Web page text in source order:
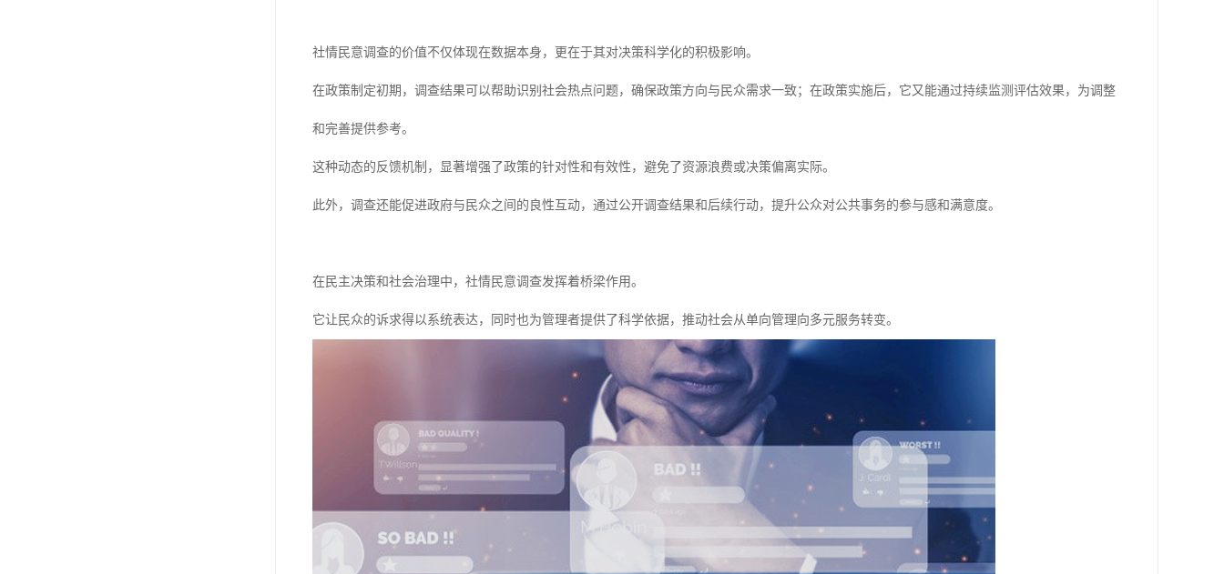
社情民意调查的价值不仅体现在数据本身，更在于其对决策科学化的积极影响。
在政策制定初期，调查结果可以帮助识别社会热点问题，确保政策方向与民众需求一致；在政策实施后，它又能通过持续监测评估效果，为调整
和完善提供参考。
这种动态的反馈机制，显著增强了政策的针对性和有效性，避免了资源浪费或决策偏离实际。
此外，调查还能促进政府与民众之间的良性互动，通过公开调查结果和后续行动，提升公众对公共事务的参与感和满意度。
在民主决策和社会治理中，社情民意调查发挥着桥梁作用。
它让民众的诉求得以系统表达，同时也为管理者提供了科学依据，推动社会从单向管理向多元服务转变。